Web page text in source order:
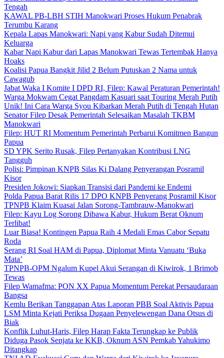
Tengah
KAWAL PB-LBH STIH Manokwari Proses Hukum Penabrak
Terumbu Karang
Kepala Lapas Manokwari: Napi yang Kabur Sudah Ditemui
Keluarga
Kabar Napi Kabur dari Lapas Manokwari Tewas Tertembak Hanya
Hoaks
Koalisi Papua Bangkit Jilid 2 Belum Putuskan 2 Nama untuk
Cawagub
Jabat Waka I Komite I DPD RI, Filep: Kawal Peraturan Pemerintah!
Warga Mokwam Cegat Pangdam Kasuari saat Touring Merah Putih
Unik! Ini Cara Warga Syou Kibarkan Merah Putih di Tengah Hutan
Senator Filep Desak Pemerintah Selesaikan Masalah TKBM
Manokwari
Filep: HUT RI Momentum Pemerintah Perbarui Komitmen Bangun
Papua
SD YPK Serito Rusak, Filep Pertanyakan Kontribusi LNG
Tangguh
Polisi: Pimpinan KNPB Silas Ki Dalang Penyerangan Posramil
Kisor
Presiden Jokowi: Siapkan Transisi dari Pandemi ke Endemi
Polda Papua Barat Rilis 17 DPO KNPB Penyerang Posramil Kisor
TPNPB Klaim Kuasai Jalan Sorong-Tambrauw-Manokwari
Filep: Kayu Log Sorong Dibawa Kabur, Hukum Berat Oknum
Terlibat!
Luar Biasa! Kontingen Papua Raih 4 Medali Emas Cabor Sepatu
Roda
Serang RI Soal HAM di Papua, Diplomat Minta Vanuatu ‘Buka
Mata’
TPNPB-OPM Ngalum Kupel Akui Serangan di Kiwirok, 1 Brimob
Tewas
Filep Wamafma: PON XX Papua Momentum Perekat Persaudaraan
Bangsa
Kemlu Berikan Tanggapan Atas Laporan PBB Soal Aktivis Papua
LSM Minta Kejati Periksa Dugaan Penyelewengan Dana Otsus di
Biak
Konflik Luhut-Haris, Filep Harap Fakta Terungkap ke Publik
Diduga Pasok Senjata ke KKB, Oknum ASN Pemkab Yahukimo
Ditangkap